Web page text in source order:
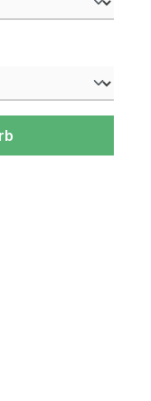
die Schaltflächen